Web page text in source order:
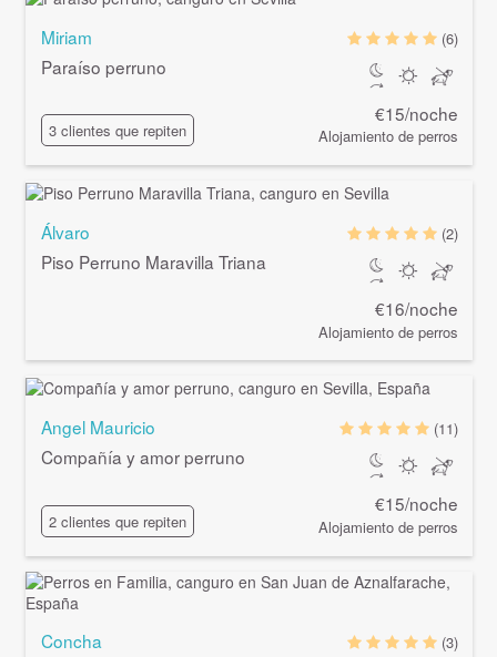
Miriam
Paraíso perruno
3 clientes que repiten
(6)
€15/noche
Alojamiento de perros
Álvaro
Piso Perruno Maravilla Triana
(2)
€16/noche
Alojamiento de perros
Angel Mauricio
Compañía y amor perruno
2 clientes que repiten
(11)
€15/noche
Alojamiento de perros
Concha
(3)